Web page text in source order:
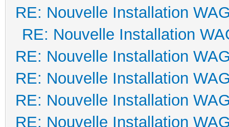
RE: Nouvelle Installation
RE: Nouvelle Installation
RE: Nouvelle Installation
RE: Nouvelle Installation
RE: Nouvelle Installation
RE: Nouvelle Installation